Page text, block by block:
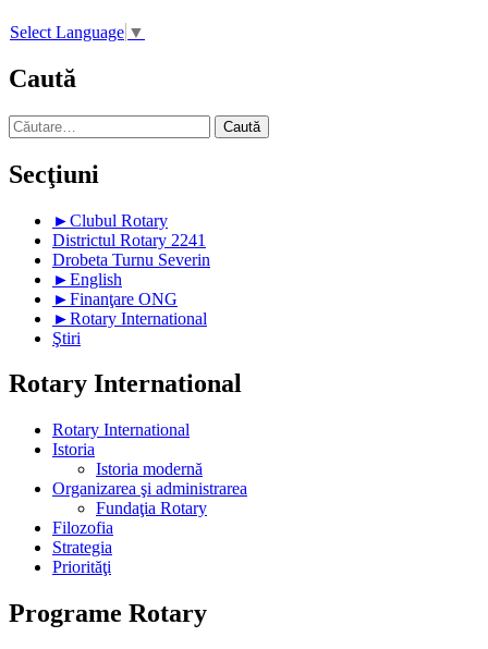
Select Language ▼
Caută
Caută
după:
Secţiuni
►Clubul Rotary
Districtul Rotary 2241
Drobeta Turnu Severin
►English
►Finanţare ONG
►Rotary International
Ştiri
Rotary International
Rotary International
Istoria
Istoria modernă
Organizarea şi administrarea
Fundaţia Rotary
Filozofia
Strategia
Priorităţi
Programe Rotary